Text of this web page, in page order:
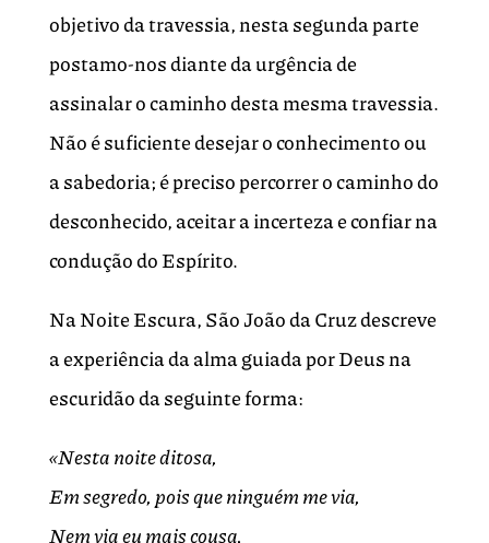
objetivo da travessia, nesta segunda parte
postamo-nos diante da urgência de
assinalar o caminho desta mesma travessia.
Não é suficiente desejar o conhecimento ou
a sabedoria; é preciso percorrer o caminho do
desconhecido, aceitar a incerteza e confiar na
condução do Espírito.
Na Noite Escura, São João da Cruz descreve
a experiência da alma guiada por Deus na
escuridão da seguinte forma:
«Nesta noite ditosa,
Em segredo, pois que ninguém me via,
Nem via eu mais cousa,